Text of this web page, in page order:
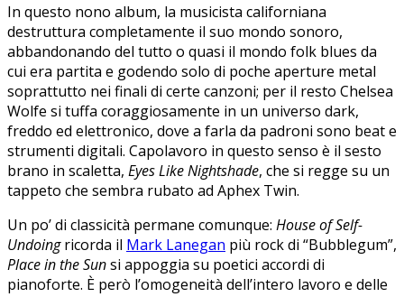
In questo nono album, la musicista californiana
destruttura completamente il suo mondo sonoro,
abbandonando del tutto o quasi il mondo folk blues da
cui era partita e godendo solo di poche aperture metal
soprattutto nei finali di certe canzoni; per il resto Chelsea
Wolfe si tuffa coraggiosamente in un universo dark,
freddo ed elettronico, dove a farla da padroni sono beat e
strumenti digitali. Capolavoro in questo senso è il sesto
brano in scaletta, Eyes Like Nightshade, che si regge su un
tappeto che sembra rubato ad Aphex Twin.
Un po’ di classicità permane comunque: House of Self-
Undoingricorda il Mark Lanegan più rock di “Bubblegum”,
Place in the Sunsi appoggia su poetici accordi di
pianoforte. È però l’omogeneità dell’intero lavoro e delle